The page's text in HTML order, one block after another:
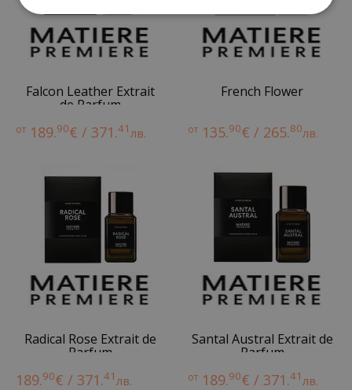
Falcon Leather Extrait
de Parfum
от 189.90€ / 371.41лв.
French Flower
от 135.90€ / 265.80лв.
Radical Rose Extrait de
Parfum
189.90€ / 371.41лв.
Santal Austral Extrait de
Parfum
от 189.90€ / 371.41лв.